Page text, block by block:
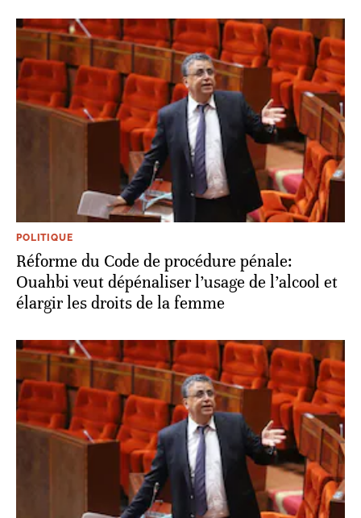
POLITIQUE
Réforme du Code de procédure pénale:
Ouahbi veut dépénaliser l’usage de l’alcool et
élargir les droits de la femme